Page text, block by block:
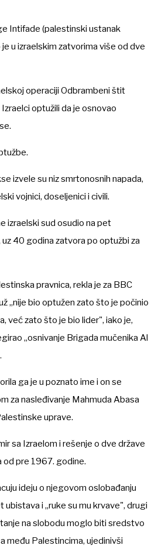
Intifade (palestinski ustanak
u izraelskim zatvorima više od dve
operaciji Odbrambeni štit
optužili da je osnovao
izvele su niz smrtonosnih napada,
vojnici, doseljenici i civili.
izraelski sud osudio na pet
40 godina zatvora po optužbi za
pravnica, rekla je za BBC
„nije bio optužen zato što je počinio
već zato što je bio lider", iako je,
„osnivanje Brigada mučenika Al
ga je u poznato ime i on se
za nasleđivanje Mahmuda Abasa
uprave.
sa Izraelom i rešenje o dve države
od pre 1967. godine.
ideju o njegovom oslobađanju
ubistava i „ruke su mu krvave", drugi
na slobodu moglo biti sredstvo
među Palestincima, ujedinivši